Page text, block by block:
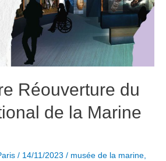
Réouverture du
de la Marine
/ 14/11/2023 / musée de la marine,